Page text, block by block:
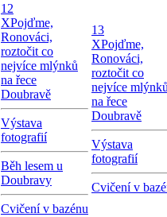
12
XPojďme,
Ronováci,
roztočit co
nejvíce mlýnků
na řece
Doubravě
Výstava
fotografií
Běh lesem u
Doubravy
Cvičení v bazénu
13
XPojďme,
Ronováci,
roztočit co
nejvíce
na řece
Doubravě
Výstava
fotografií
Cvičení v